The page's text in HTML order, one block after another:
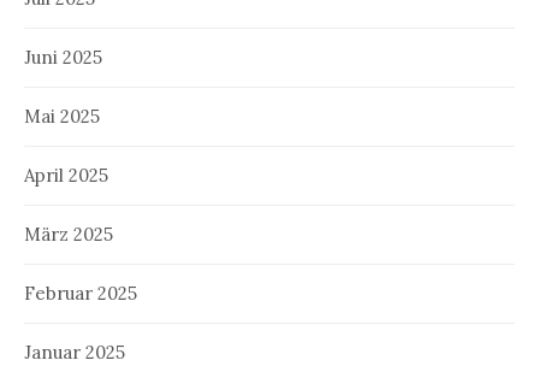
Juni 2025
Mai 2025
April 2025
März 2025
Februar 2025
Januar 2025